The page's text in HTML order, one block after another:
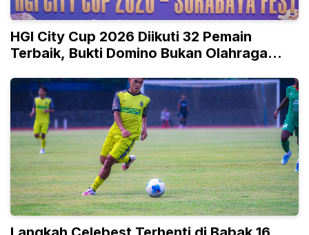
HGI City Cup 2026 Diikuti 32 Pemain
Terbaik, Bukti Domino Bukan Olahraga